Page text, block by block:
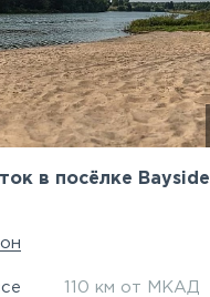
в посёлке Bayside
110 км от МКАД